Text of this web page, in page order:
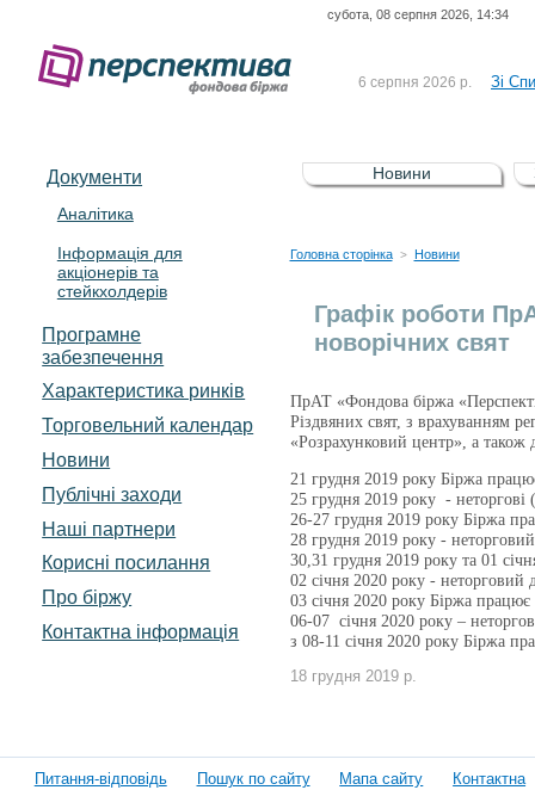
субота, 08 серпня 2026, 14:34
6 серпня 2026 р. Зі
5 серпня 2026 р.
Зі
UA4000232607)
4 серпня 2026 р.
Документи
Аналітика
Інформація для
акціонерів та
стейкхолдерів
Програмне
забезпечення
Характеристика pинків
Торговельний календар
Новини
Публічні заходи
Наші партнери
Корисні посилання
Про біржу
Контактна інформація
Новини
Головна сторінка > Новини
Графік роботи
новорічних свят
ПрАТ «Фондова біржа
Різдвяних свят, з врахуванням
«Розрахунковий центр», а
21 грудня 2019 року Біржа
25 грудня 2019 року - неторгові
26-27 грудня 2019 року Біржа
28 грудня 2019 року -
30,31 грудня 2019 року та 01
02 січня 2020 року - неторговий
03 січня 2020 року Біржа
06-07 січня 2020 року –
з 08-11 січня 2020 року Біржа
18 грудня 2019 р.
Питання-відповідь Пошук по сайту Мапа сайту
Контактна